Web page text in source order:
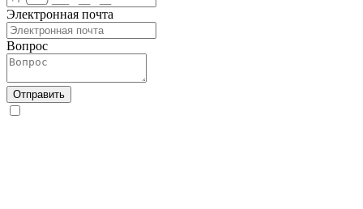
Электронная почта
Вопрос
Отправить